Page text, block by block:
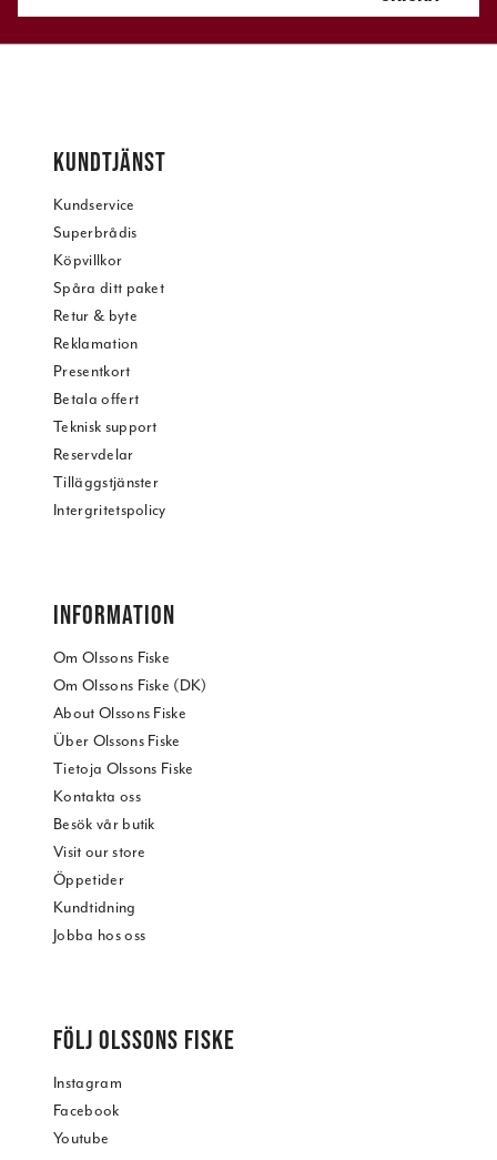
KUNDTJÄNST
Kundservice
Superbrådis
Köpvillkor
Spåra ditt paket
Retur & byte
Reklamation
Presentkort
Betala offert
Teknisk support
Reservdelar
Tilläggstjänster
Intergritetspolicy
INFORMATION
Om Olssons Fiske
Om Olssons Fiske (DK)
About Olssons Fiske
Über Olssons Fiske
Tietoja Olssons Fiske
Kontakta oss
Besök vår butik
Visit our store
Öppetider
Kundtidning
Jobba hos oss
FÖLJ OLSSONS FISKE
Instagram
Facebook
Youtube